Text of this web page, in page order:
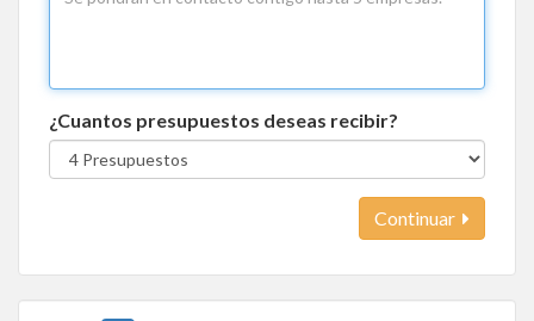
¿Cuantos presupuestos deseas recibir?
Continuar